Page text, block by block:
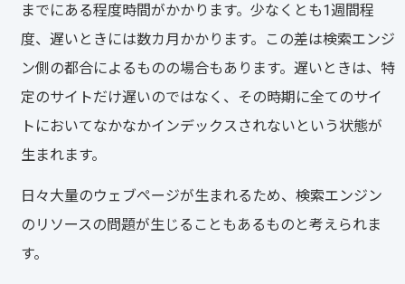
までにある程度時間がかかります。少なくとも1週間程
度、遅いときには数カ月かかります。この差は検索エンジ
ン側の都合によるものの場合もあります。遅いときは、特
定のサイトだけ遅いのではなく、その時期に全てのサイ
トにおいてなかなかインデックスされないという状態が
生まれます。
日々大量のウェブページが生まれるため、検索エンジン
のリソースの問題が生じることもあるものと考えられま
す。